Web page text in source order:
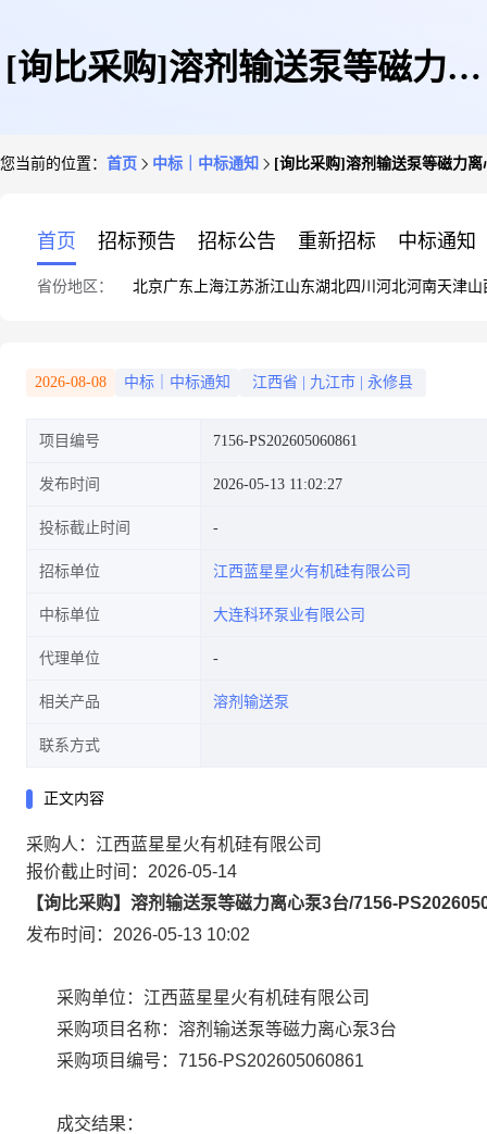
[询比采购]溶剂输送泵等磁力离
您当前的位置： 首页 中标｜中标通知 [询比采购]溶剂输送泵等磁力离
首页 招标预告 招标公告 重新招标 中标通知
省份地区： 北京广东 上海江苏浙江山东湖北四川 河北河南天津山
2026-08-08 中标｜中标通知 江西省 九江市 永修县
项目编号 7156-PS202605060861
发布时间 2026-05-13 11:02:27
投标截止时间
招标单位 江西蓝星星火有机硅有限公司
中标单位 大连科环泵业有限公司
代理单位
相关产品 溶剂输送泵
联系方式
正文内容
采购人：江西蓝星星火有机硅有限公司
报价截止时间：2026-05-14
【询比采购】溶剂输送泵等磁力离心泵3台/7156-
发布时间：2026-05-13 10:02
采购单位：江西蓝星星火有机硅有限公司
采购项目名称：溶剂输送泵等磁力离心泵3台
采购项目编号：7156-PS202605060861
成交结果：